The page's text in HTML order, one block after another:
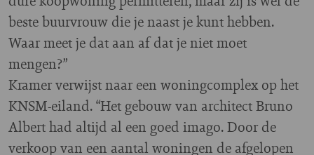
beste buurvrouw die je naast je kunt hebben.
Waar meet je dat aan af dat je niet moet
mengen?”
Kramer verwijst naar een woningcomplex op het
KNSM-eiland. “Het gebouw van architect Bruno
Albert had altijd al een goed imago. Door de
verkoop van een aantal woningen de afgelopen